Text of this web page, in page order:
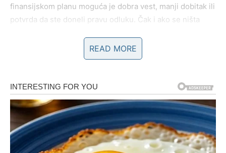
finansijskom planu moguća je dobra vest, manji dobitak ili
potvrda da ste doneli pravu odluku. Čak i ako se ništa
odnos se produbljuje kroz sitnice – nežnu reč, dodir,
pažnju. Slobodni Bikovi mogu upoznati osobu koja im
prija na duši, bez potrebe za dokazivanjem. Ovo je dan
kada shvatate da prava sreća dolazi onda kada prestanete
da je jurite.
READ MORE